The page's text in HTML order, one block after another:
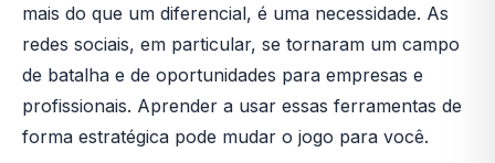
mais do que um diferencial, é uma necessidade. As
redes sociais, em particular, se tornaram um campo
de batalha e de oportunidades para empresas e
profissionais. Aprender a usar essas ferramentas de
forma estratégica pode mudar o jogo para você.